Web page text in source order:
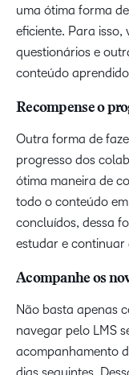
uma ótima forma
eficiente. Para
questionários e
conteúdo
Recompense o
Outra forma de
progresso dos
ótima maneira de
todo o conteúdo
concluídos, dessa
estudar e continuar
Acompanhe os
Não basta apenas
navegar pelo LMS
acompanhamento
dias seguintes.